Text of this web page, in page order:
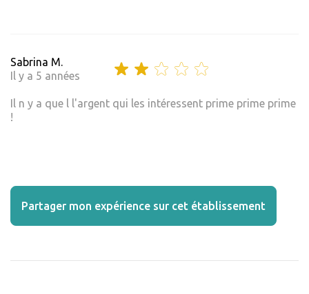
Sabrina M.
Il y a 5 années
Il n y a que l l'argent qui les intéressent prime prime prime
!
Partager mon expérience sur cet établissement